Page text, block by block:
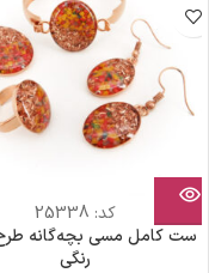
کد: 25338
ست کامل مسی بچه‌گانه
رنگی